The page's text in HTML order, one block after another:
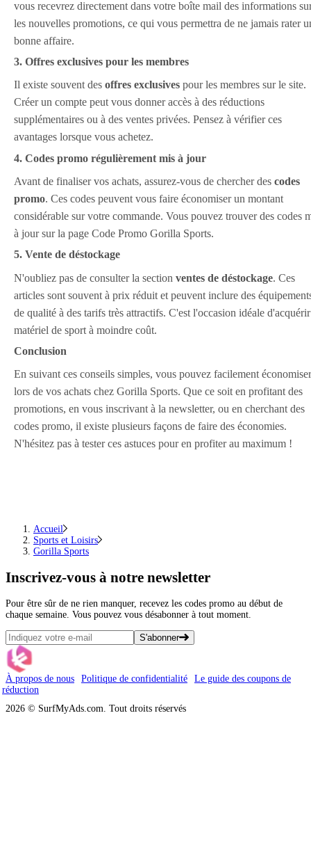
vous recevrez directement dans votre boîte mail des informations
les nouvelles promotions, ce qui vous permettra de ne jamais rater
bonne affaire.
3. Offres exclusives pour les membres
Il existe souvent des offres exclusives pour les membres sur le site.
Créer un compte peut vous donner accès à des réductions
supplémentaires ou à des ventes privées. Pensez à vérifier ces
avantages lorsque vous achetez.
4. Codes promo régulièrement mis à jour
Avant de finaliser vos achats, assurez-vous de chercher des codes
promo. Ces codes peuvent vous faire économiser un montant
considérable sur votre commande. Vous pouvez trouver des codes
à jour sur la page Code Promo Gorilla Sports.
5. Vente de déstockage
N'oubliez pas de consulter la section ventes de déstockage. Ces
articles sont souvent à prix réduit et peuvent inclure des
de qualité à des tarifs très attractifs. C'est l'occasion idéale
matériel de sport à moindre coût.
Conclusion
En suivant ces conseils simples, vous pouvez facilement économiser
lors de vos achats chez Gorilla Sports. Que ce soit en profitant des
promotions, en vous inscrivant à la newsletter, ou en cherchant des
codes promo, il existe plusieurs façons de faire des économies.
N'hésitez pas à tester ces astuces pour en profiter au maximum !
Accueil
Sports et Loisirs
Gorilla Sports
Inscrivez-vous à notre newsletter
Pour être sûr de ne rien manquer, recevez les codes promo au début de
chaque semaine. Vous pouvez vous désabonner à tout moment.
S'abonner
À propos de nous Politique de confidentialité
Le guide des coupons de
réduction
2026 © SurfMyAds.com. Tout droits réservés